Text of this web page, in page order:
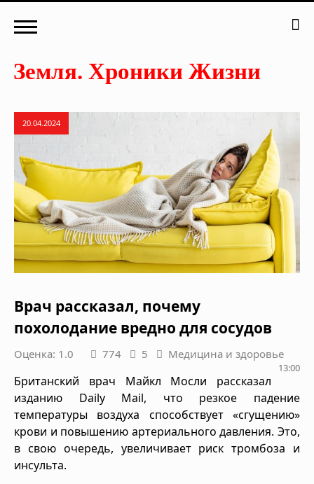
20.04.2024
Врач рассказал, почему
похолодание вредно для сосудов
Оценка: 1.0 774 5 Медицина и здоровье
13:00
Британский врач Майкл Мосли рассказал
изданию Daily Mail, что резкое падение
температуры воздуха способствует «сгущению»
крови и повышению артериального давления. Это,
в свою очередь, увеличивает риск тромбоза и
инсульта.